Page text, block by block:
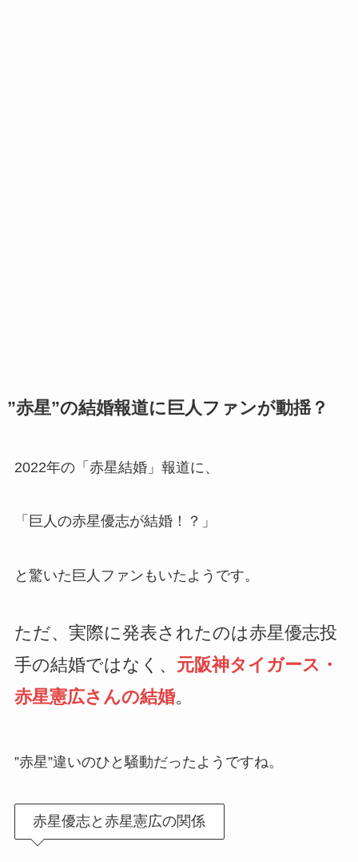
”赤星”の結婚報道に巨人ファンが動揺？
2022年の「赤星結婚」報道に、
「巨人の赤星優志が結婚！？」
と驚いた巨人ファンもいたようです。
ただ、実際に発表されたのは赤星優志投
手の結婚ではなく、 元阪神タイガース・
赤星憲広さんの結婚。
”赤星”違いのひと騒動だったようですね。
赤星優志と赤星憲広の関係